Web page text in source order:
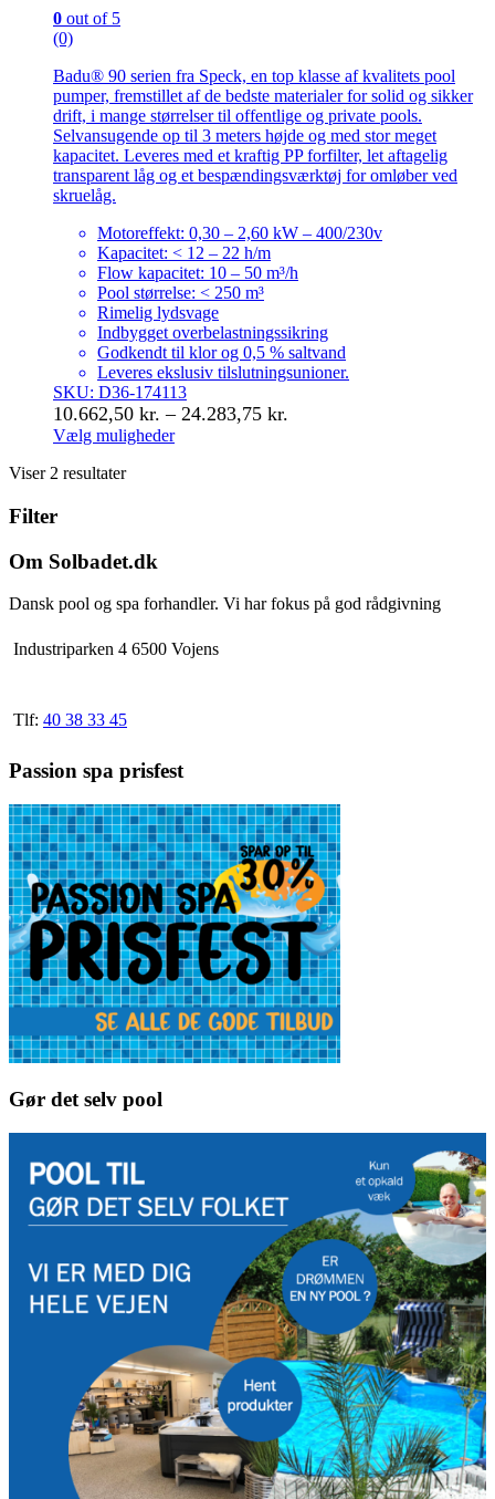
0 out of 5
(0)
Badu® 90 serien fra Speck, en top klasse af kvalitets pool
pumper, fremstillet af de bedste materialer for solid og sikker
drift, i mange størrelser til offentlige og private pools.
Selvansugende op til 3 meters højde og med stor meget
kapacitet. Leveres med et kraftig PP forfilter, let aftagelig
transparent låg og et bespændingsværktøj for omløber ved
skruelåg.
Motoreffekt: 0,30 – 2,60 kW – 400/230v
Kapacitet: < 12 – 22 h/m
Flow kapacitet: 10 – 50 m³/h
Pool størrelse: < 250 m³
Rimelig lydsvage
Indbygget overbelastningssikring
Godkendt til klor og 0,5 % saltvand
Leveres ekslusiv tilslutningsunioner.
SKU: D36-174113
10.662,50 kr. – 24.283,75 kr.
Vælg muligheder
vare
flere
Mulighederne
kan
vælges
på
Viser 2 resultater
Filter
Om Solbadet.dk
Dansk pool og spa forhandler. Vi har fokus på god rådgivning
Industriparken 4 6500 Vojens
Tlf: 40 38 33 45
Passion spa prisfest
Gør det selv pool